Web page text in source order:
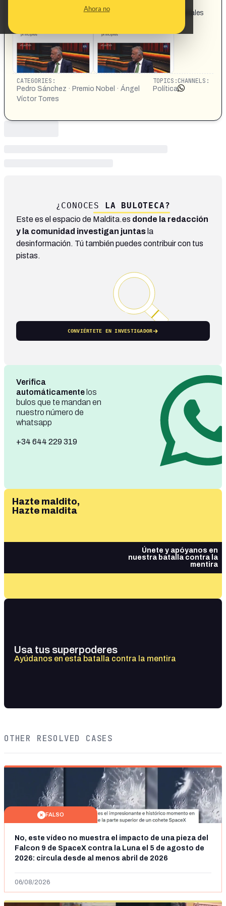
Ahora no
Víctor Torres elogia a Sánchez porque "ha puesto por
delante sus principios". No reíros de los retrasados mentales
CATEGORIES:
Pedro Sánchez · Premio Nobel · Ángel
Víctor Torres
TOPICS:
Política
CHANNELS:
¿CONOCES LA BULOTECA?
Este es el espacio de Maldita.es donde la redacción
y la comunidad investigan juntas la
desinformación. Tú también puedes contribuir con tus
pistas.
CONVIÉRTETE EN INVESTIGADOR
Verifica
automáticamente los
bulos que te mandan en
nuestro número de
whatsapp
+34 644 229 319
Hazte maldito,
Hazte maldita
Únete y apóyanos en
nuestra batalla contra la
mentira
Usa tus superpoderes
Ayúdanos en esta batalla contra la mentira
OTHER RESOLVED CASES
FALSO
No, este vídeo no muestra el impacto de una pieza del
Falcon 9 de SpaceX contra la Luna el 5 de agosto de
2026: circula desde al menos abril de 2026
06/08/2026